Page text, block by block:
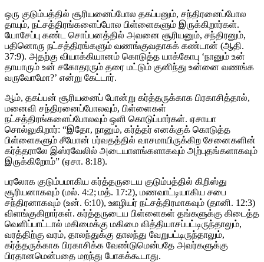
ஒரு குடும்பத்தில் சூரியனைப்போல தகப்பனும், சந்திரனைப்போல
தாயும், நட்சத்திரங்களைப்போல பிள்ளைகளும் இருக்கிறார்கள்.
யோசேப்பு கண்ட சொப்பனத்தில் அவனை சூரியனும், சந்திரனும்,
பதினொரு நட்சத்திரங்களும் வணங்குவதாகக் கண்டான் (ஆதி.
37:9). அதற்கு வியாக்கியானம் கொடுத்த யாக்கோபு ‘நானும் உன்
தாயாரும் உன் சகோதரரும் தரை மட்டும் குனிந்து உன்னை வணங்க
வருவோமோ?’ என்று கேட்டார்.
ஆம், தகப்பன் சூரியனைப் போன்று கர்த்தருக்காக பிரகாசித்தால்,
மனைவி சந்திரனைப்போலவும், பிள்ளைகள்
நட்சத்திரங்களைப்போலவும் ஒளி கொடுப்பார்கள். ஏசாயா
சொல்லுகிறார்: “இதோ, நானும், கர்த்தர் எனக்குக் கொடுத்த
பிள்ளைகளும் சீயோன் பர்வதத்தில் வாசமாயிருக்கிற சேனைகளின்
கர்த்தராலே இஸ்ரவேலில் அடையாளங்களாகவும் அற்புதங்களாகவும்
இருக்கிறோம்” (ஏசா. 8:18).
பரலோக குடும்பமாகிய கர்த்தருடைய குடும்பத்தில் கிறிஸ்து
சூரியனாகவும் (மல். 4:2; மத். 17:2), மணவாட்டியாகிய சபை
சந்திரனாகவும் (உன். 6:10), ஊழியர் நட்சத்திரமாகவும் (தானி. 12:3)
விளங்குகிறார்கள். கர்த்தருடைய பிள்ளைகள் தங்களுக்கு கிடைத்த
வெளிப்பாட்டால் மகிமைக்கு மகிமை வித்தியாசப்பட்டிருந்தாலும்,
வரத்திற்கு வரம், தாலந்துக்கு தாலந்து வேறுபட்டிருந்தாலும்,
கர்த்தருக்காக பிரகாசிக்க வேண்டுமென்பதே அவர்களுக்கு
பிரதானமென்பதை மறந்து போகக்கூடாது.